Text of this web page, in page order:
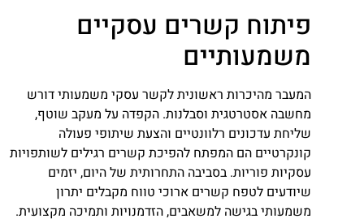
פיתוח קשרים עסקיים
משמעותיים
המעבר מהיכרות ראשונית לקשר עסקי משמעותי דורש
מחשבה אסטרטגית וסבלנות. הקפדה על מעקב שוטף,
שליחת עדכונים רלוונטיים והצעת שיתופי פעולה
קונקרטיים הם המפתח להפיכת קשרים רגילים לשותפויות
עסקיות פוריות. בסביבה התחרותית של היום, יזמים
שיודעים לטפח קשרים ארוכי טווח מקבלים יתרון
משמעותי בגישה למשאבים, הזדמנויות ותמיכה מקצועית.